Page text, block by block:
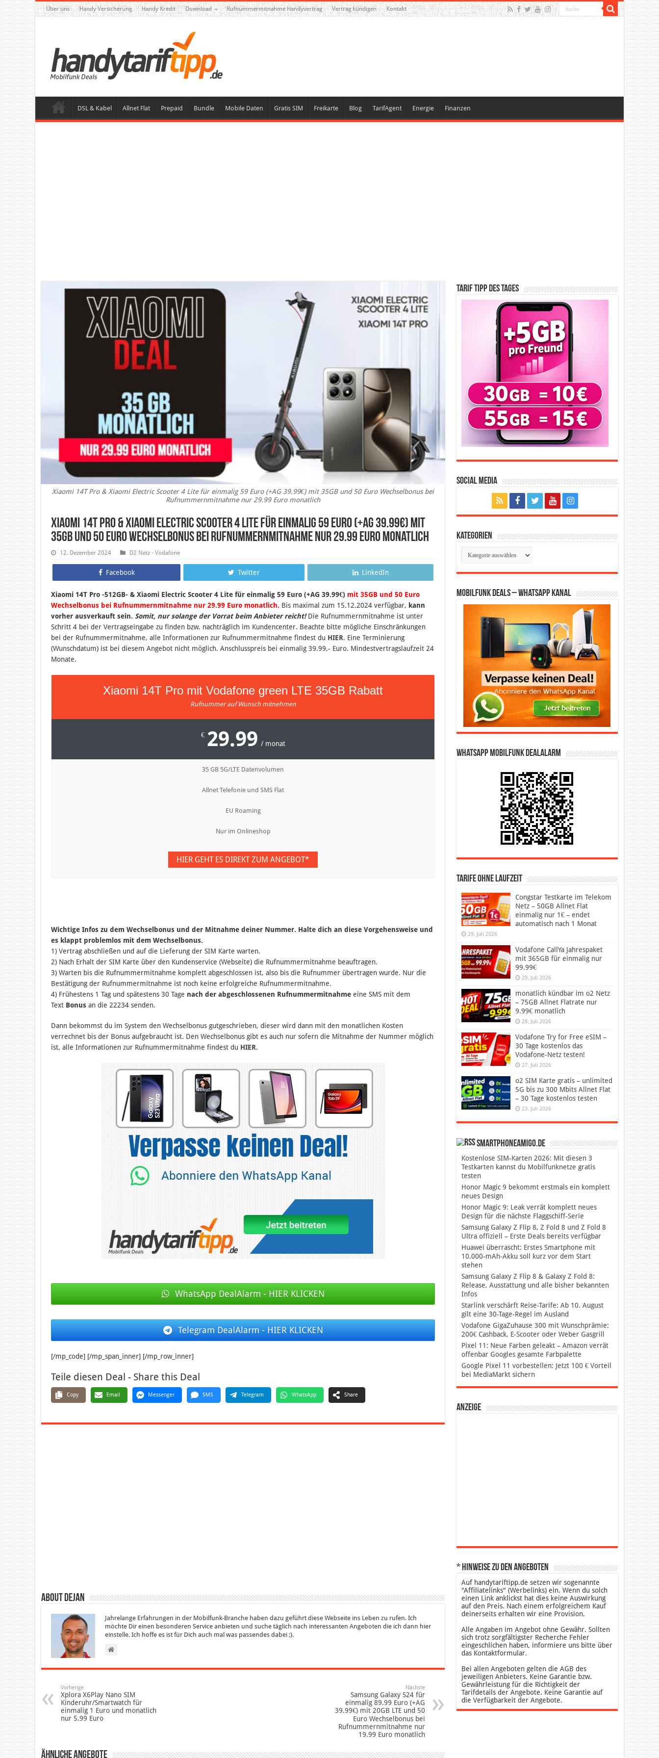
Über uns Handy Versicherung Handy Kredit Download Rufnummermitnahme Handyvertrag Vertrag kündigen Kontakt
DSL & Kabel Allnet Flat Prepaid Bundle Mobile Daten Gratis SIM Freikarte Blog TarifAgent Energie Finanzen
Xiaomi 14T Pro & Xiaomi Electric Scooter 4 Lite für einmalig 59 Euro (+AG 39.99€) mit 35GB und 50 Euro Wechselbonus bei
Rufnummernmitnahme nur 29.99 Euro monatlich
Xiaomi 14T Pro & Xiaomi Electric Scooter 4 Lite für einmalig 59 Euro (+AG 39.99€) mit
35GB und 50 Euro Wechselbonus bei Rufnummernmitnahme nur 29.99 Euro monatlich
12. Dezember 2024 D2 Netz - Vodafone
Facebook Twitter LinkedIn
Xiaomi 14T Pro -512GB- & Xiaomi Electric Scooter 4 Lite für einmalig 59 Euro (+AG 39.99€) mit 35GB und 50 Euro
Wechselbonus bei Rufnummernmitnahme nur 29.99 Euro monatlich. Bis maximal zum 15.12.2024 verfügbar, kann
vorher ausverkauft sein. Somit, nur solange der Vorrat beim Anbieter reicht!Die Rufnummernmitnahme ist unter
Schritt 4 bei der Vertragseingabe zu finden bzw. nachträglich im Kundencenter. Beachte bitte mögliche Einschränkungen
bei der Rufnummermitnahme, alle Informationen zur Rufnummermitnahme findest du HIER. Eine Terminierung
(Wunschdatum) ist bei diesem Angebot nicht möglich. Anschlusspreis bei einmalig 39.99,- Euro. Mindestvertragslaufzeit 24
Monate.
Xiaomi 14T Pro mit Vodafone green LTE 35GB Rabatt
Rufnummer auf Wunsch mitnehmen
€ 29.99 / monat
35 GB 5G/LTE Datenvolumen
Allnet Telefonie und SMS Flat
EU Roaming
Nur im Onlineshop
HIER GEHT ES DIREKT ZUM ANGEBOT*
Wichtige Infos zu dem Wechselbonus und der Mitnahme deiner Nummer. Halte dich an diese Vorgehensweise und
es klappt problemlos mit dem Wechselbonus.
1) Vertrag abschließen und auf die Lieferung der SIM Karte warten.
2) Nach Erhalt der SIM Karte über den Kundenservice (Webseite) die Rufnummermitnahme beauftragen.
3) Warten bis die Rufnummermitnahme komplett abgeschlossen ist, also bis die Rufnummer übertragen wurde. Nur die
Bestätigung der Rufnummermitnahme ist noch keine erfolgreiche Rufnummermitnahme.
4) Frühestens 1 Tag und spätestens 30 Tage nach der abgeschlossenen Rufnummermitnahme eine SMS mit dem
Text Bonus an die 22234 senden.
Dann bekommst du im System den Wechselbonus gutgeschrieben, dieser wird dann mit den monatlichen Kosten
verrechnet bis der Bonus aufgebraucht ist. Den Wechselbonus gibt es auch nur sofern die Mitnahme der Nummer möglich
ist, alle Informationen zur Rufnummermitnahme findest du HIER.
WhatsApp DealAlarm - HIER KLICKEN
Telegram DealAlarm - HIER KLICKEN
[/mp_code] [/mp_span_inner] [/mp_row_inner]
Teile diesen Deal - Share this Deal
Copy Email Messenger SMS Telegram WhatsApp Share
About Dejan
Jahrelange Erfahrungen in der Mobilfunk-Branche haben dazu geführt diese Webseite ins Leben zu rufen. Ich
möchte Dir einen besonderen Service anbieten und suche täglich nach interessanten Angeboten die ich dann hier
einstelle. Ich hoffe es ist für Dich auch mal was passendes dabei ;).
Vorherige
Xplora X6Play Nano SIM
Kinderuhr/Smartwatch für
einmalig 1 Euro und monatlich
nur 5.99 Euro
Nächste
Samsung Galaxy S24 für
einmalig 89.99 Euro (+AG
39.99€) mit 20GB LTE und 50
Euro Wechselbonus bei
Rufnummernmitnahme nur
19.99 Euro monatlich
Ähnliche Angebote
Tarif Tipp des Tages
Social Media
Kategorien
Kategorien
Mobilfunk Deals – WhatsApp Kanal
WhatsApp Mobilfunk DealAlarm
Tarife ohne Laufzeit
Congstar Testkarte im Telekom
Netz – 50GB Allnet Flat
einmalig nur 1€ – endet
automatisch nach 1 Monat
29. Juli 2026
Vodafone CallYa Jahrespaket
mit 365GB für einmalig nur
99.99€
29. Juli 2026
monatlich kündbar im o2 Netz
– 75GB Allnet Flatrate nur
9.99€ monatlich
28. Juli 2026
Vodafone Try for Free eSIM –
30 Tage kostenlos das
Vodafone-Netz testen!
27. Juli 2026
o2 SIM Karte gratis – unlimited
5G bis zu 300 Mbits Allnet Flat
– 30 Tage kostenlos testen
23. Juli 2026
SmartphoneAmigo.de
Kostenlose SIM-Karten 2026: Mit diesen 3
Testkarten kannst du Mobilfunknetze gratis
testen
Honor Magic 9 bekommt erstmals ein komplett
neues Design
Honor Magic 9: Leak verrät komplett neues
Design für die nächste Flaggschiff-Serie
Samsung Galaxy Z Flip 8, Z Fold 8 und Z Fold 8
Ultra offiziell – Erste Deals bereits verfügbar
Huawei überrascht: Erstes Smartphone mit
10.000-mAh-Akku soll kurz vor dem Start
stehen
Samsung Galaxy Z Flip 8 & Galaxy Z Fold 8:
Release, Ausstattung und alle bisher bekannten
Infos
Starlink verschärft Reise-Tarife: Ab 10. August
gilt eine 30-Tage-Regel im Ausland
Vodafone GigaZuhause 300 mit Wunschprämie:
200€ Cashback, E-Scooter oder Weber Gasgrill
Pixel 11: Neue Farben geleakt – Amazon verrät
offenbar Googles gesamte Farbpalette
Google Pixel 11 vorbestellen: Jetzt 100 € Vorteil
bei MediaMarkt sichern
Anzeige
* Hinweise zu den Angeboten
Auf handytariftipp.de setzen wir sogenannte
"Affiliatelinks" (Werbelinks) ein. Wenn du solch
einen Link anklickst hat dies keine Auswirkung
auf den Preis. Nach einem erfolgreichem Kauf
deinerseits erhalten wir eine Provision.
Alle Angaben im Angebot ohne Gewähr. Sollten
sich trotz sorgfältigster Recherche Fehler
eingeschlichen haben, informiere uns bitte über
das Kontaktformular.
Bei allen Angeboten gelten die AGB des
jeweiligen Anbieters. Keine Garantie bzw.
Gewährleistung für die Richtigkeit der
Tarifdetails der Angebote. Keine Garantie auf
die Verfügbarkeit der Angebote.